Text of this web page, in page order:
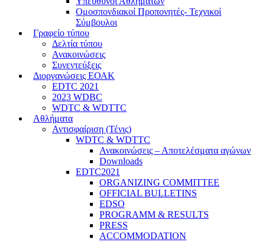
Ομοσπονδιακοί Προπονητές- Τεχνικοί
Σύμβουλοι
Γραφείο τύπου
Δελτία τύπου
Ανακοινώσεις
Συνεντεύξεις
Διοργανώσεις ΕΟΑΚ
EDTC 2021
2023 WDBC
WDTC & WDTTC
Αθλήματα
Αντισφαίριση (Τένις)
WDTC & WDTTC
Ανακοινώσεις – Αποτελέσματα αγώνων
Downloads
EDTC2021
ORGANIZING COMMITTEE
OFFICIAL BULLETINS
EDSO
PROGRAMM & RESULTS
PRESS
ACCOMMODATION